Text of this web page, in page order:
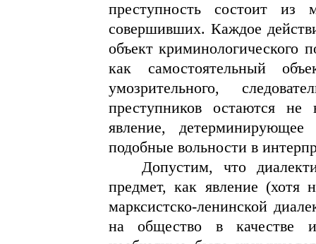
преступность состоит
совершивших. Каждое
объект криминологического
как самостоятельный
умозрительного,
преступников остаются не
явление,
подобные вольности в
Допустим, что
предмет, как явление (хотя
марксистско-ленинской
на общество в качестве